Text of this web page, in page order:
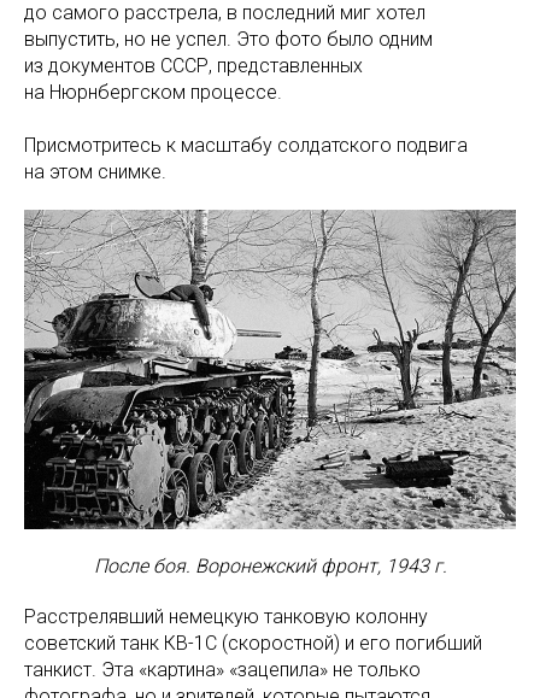
до самого расстрела, в последний миг хотел
выпустить, но не успел. Это фото было одним
из документов СССР, представленных
на Нюрнбергском процессе.
Присмотритесь к масштабу солдатского подвига
на этом снимке.
После боя. Воронежский фронт, 1943 г.
Расстрелявший немецкую танковую колонну
советский танк КВ-1C (скоростной) и его погибший
танкист. Эта «картина» «зацепила» не только